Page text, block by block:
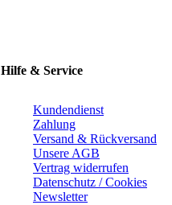
Hilfe & Service
Kundendienst
Zahlung
Versand & Rückversand
Unsere AGB
Vertrag widerrufen
Datenschutz / Cookies
Newsletter